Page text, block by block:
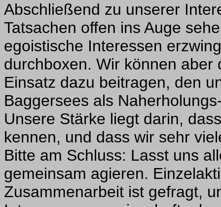
Abschließend zu unserer
Tatsachen offen ins Auge
egoistische Interessen
durchboxen. Wir können
Einsatz dazu beitragen, den
Baggersees als
Unsere Stärke liegt darin,
kennen, und dass wir sehr
Bitte am Schluss: Lasst uns
gemeinsam agieren.
Zusammenarbeit ist gefragt,